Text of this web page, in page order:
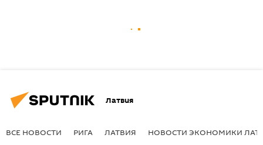
Латвия
ВСЕ НОВОСТИ РИГА ЛАТВИЯ НОВОСТИ ЭКОНОМИКИ